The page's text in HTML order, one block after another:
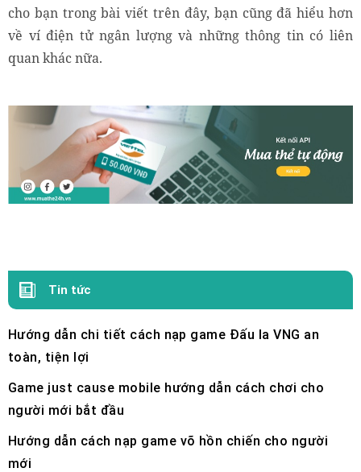
cho bạn trong bài viết trên đây, bạn cũng đã hiểu hơn
về ví điện tử ngân lượng và những thông tin có liên
quan khác nữa.
Tin tức
Hướng dẫn chi tiết cách nạp game Đấu la VNG an
toàn, tiện lợi
Game just cause mobile hướng dẫn cách chơi cho
người mới bắt đầu
Hướng dẫn cách nạp game võ hồn chiến cho người
mới